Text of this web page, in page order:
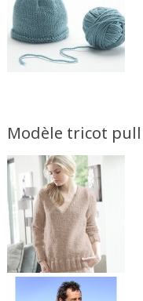
Modèle tricot pull